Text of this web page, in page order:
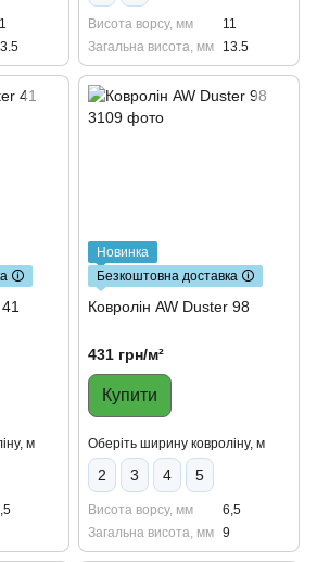
Висота ворсу, мм
11
Загальна висота, мм
13.5
🛈
41
м
Новинка
Безкоштовна доставка 🛈
Ковролін AW Duster 98
431 грн/м²
Купити
Оберіть ширину ковроліну, м
2 3 4 5
Висота ворсу, мм
6,5
Загальна висота, мм 9